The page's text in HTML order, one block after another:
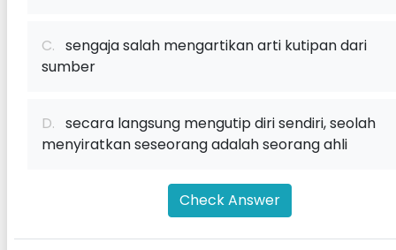
C. sengaja salah mengartikan arti kutipan dari
sumber
D. secara langsung mengutip diri sendiri, seolah
menyiratkan seseorang adalah seorang ahli
Check Answer